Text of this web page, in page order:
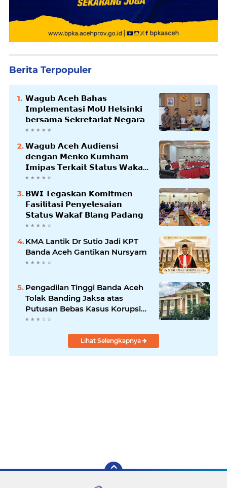
Berita Terpopuler
𝗪𝗮𝗴𝘂𝗯 𝗔𝗰𝗲𝗵 𝗕𝗮𝗵𝗮𝘀
𝗜𝗺𝗽𝗹𝗲𝗺𝗲𝗻𝘁𝗮𝘀𝗶 𝗠𝗼𝗨 𝗛𝗲𝗹𝘀𝗶𝗻𝗸𝗶
𝗯𝗲𝗿𝘀𝗮𝗺𝗮 𝗦𝗲𝗸𝗿𝗲𝘁𝗮𝗿𝗶𝗮𝘁 𝗡𝗲𝗴𝗮𝗿𝗮
𝗪𝗮𝗴𝘂𝗯 𝗔𝗰𝗲𝗵 𝗔𝘂𝗱𝗶𝗲𝗻𝘀𝗶
𝗱𝗲𝗻𝗴𝗮𝗻 𝗠𝗲𝗻𝗸𝗼 𝗞𝘂𝗺𝗵𝗮𝗺
𝗜𝗺𝗶𝗽𝗮𝘀 𝗧𝗲𝗿𝗸𝗮𝗶𝘁 𝗦𝘁𝗮𝘁𝘂𝘀 𝗪𝗮𝗸𝗮𝗳
𝗕𝗹𝗮𝗻𝗴𝗽𝗮𝗱𝗮𝗻𝗴
𝗕𝗪𝗜 𝗧𝗲𝗴𝗮𝘀𝗸𝗮𝗻 𝗞𝗼𝗺𝗶𝘁𝗺𝗲𝗻
𝗙𝗮𝘀𝗶𝗹𝗶𝘁𝗮𝘀𝗶 𝗣𝗲𝗻𝘆𝗲𝗹𝗲𝘀𝗮𝗶𝗮𝗻
𝗦𝘁𝗮𝘁𝘂𝘀 𝗪𝗮𝗸𝗮𝗳 𝗕𝗹𝗮𝗻𝗴 𝗣𝗮𝗱𝗮𝗻𝗴
KMA Lantik Dr Sutio Jadi KPT
Banda Aceh Gantikan Nursyam
Pengadilan Tinggi Banda Aceh
Tolak Banding Jaksa atas
Putusan Bebas Kasus Korupsi
Wastafel
Lihat Selengkapnya